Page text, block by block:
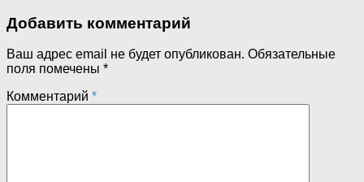
Добавить комментарий
Ваш адрес email не будет опубликован. Обязательные
поля помечены *
Комментарий *